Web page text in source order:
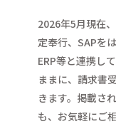
2026年5月現在
定奉行、SAPを
ERP等と連携して
ままに、請求書
きます。 掲載さ
も、お気軽にご